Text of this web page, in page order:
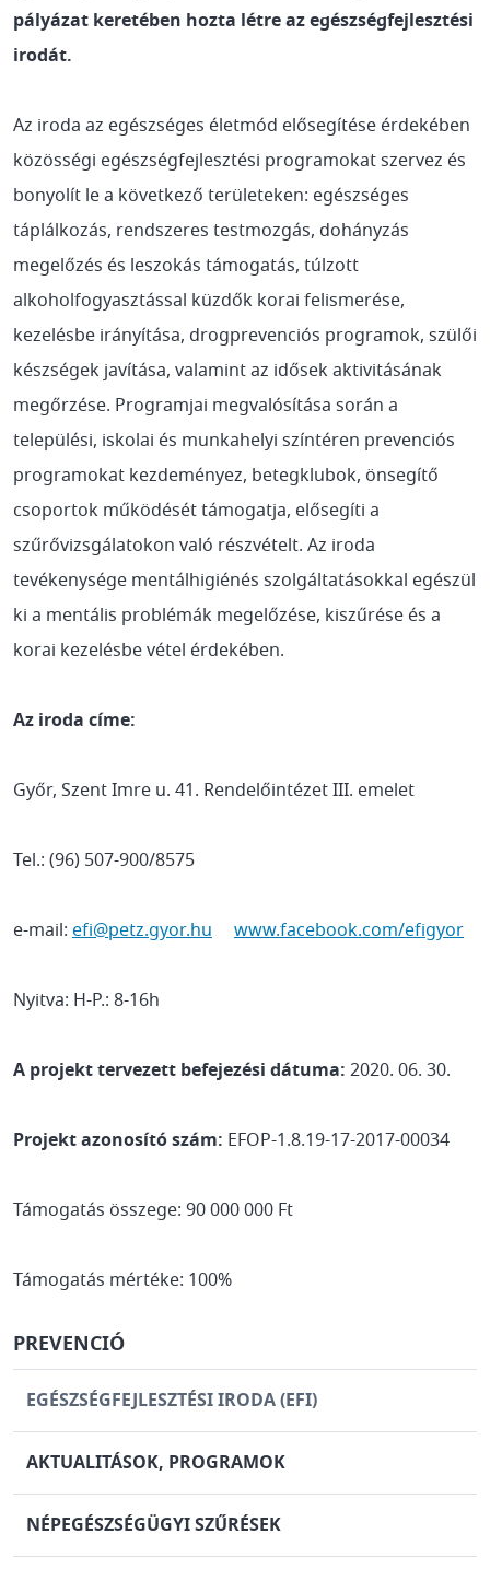
pályázat keretében hozta létre az egészségfejlesztési
irodát.
Az iroda az egészséges életmód elősegítése érdekében
közösségi egészségfejlesztési programokat szervez és
bonyolít le a következő területeken: egészséges
táplálkozás, rendszeres testmozgás, dohányzás
megelőzés és leszokás támogatás, túlzott
alkoholfogyasztással küzdők korai felismerése,
kezelésbe irányítása, drogprevenciós programok, szülői
készségek javítása, valamint az idősek aktivitásának
megőrzése. Programjai megvalósítása során a
települési, iskolai és munkahelyi színtéren prevenciós
programokat kezdeményez, betegklubok, önsegítő
csoportok működését támogatja, elősegíti a
szűrővizsgálatokon való részvételt. Az iroda
tevékenysége mentálhigiénés szolgáltatásokkal egészül
ki a mentális problémák megelőzése, kiszűrése és a
korai kezelésbe vétel érdekében.
Az iroda címe:
Győr, Szent Imre u. 41. Rendelőintézet III. emelet
Tel.: (96) 507-900/8575
e-mail: efi@petz.gyor.hu www.facebook.com/efigyor
Nyitva: H-P.: 8-16h
A projekt tervezett befejezési dátuma: 2020. 06. 30.
Projekt azonosító szám: EFOP-1.8.19-17-2017-00034
Támogatás összege: 90 000 000 Ft
Támogatás mértéke: 100%
PREVENCIÓ
EGÉSZSÉGFEJLESZTÉSI IRODA (EFI)
AKTUALITÁSOK, PROGRAMOK
NÉPEGÉSZSÉGÜGYI SZŰRÉSEK